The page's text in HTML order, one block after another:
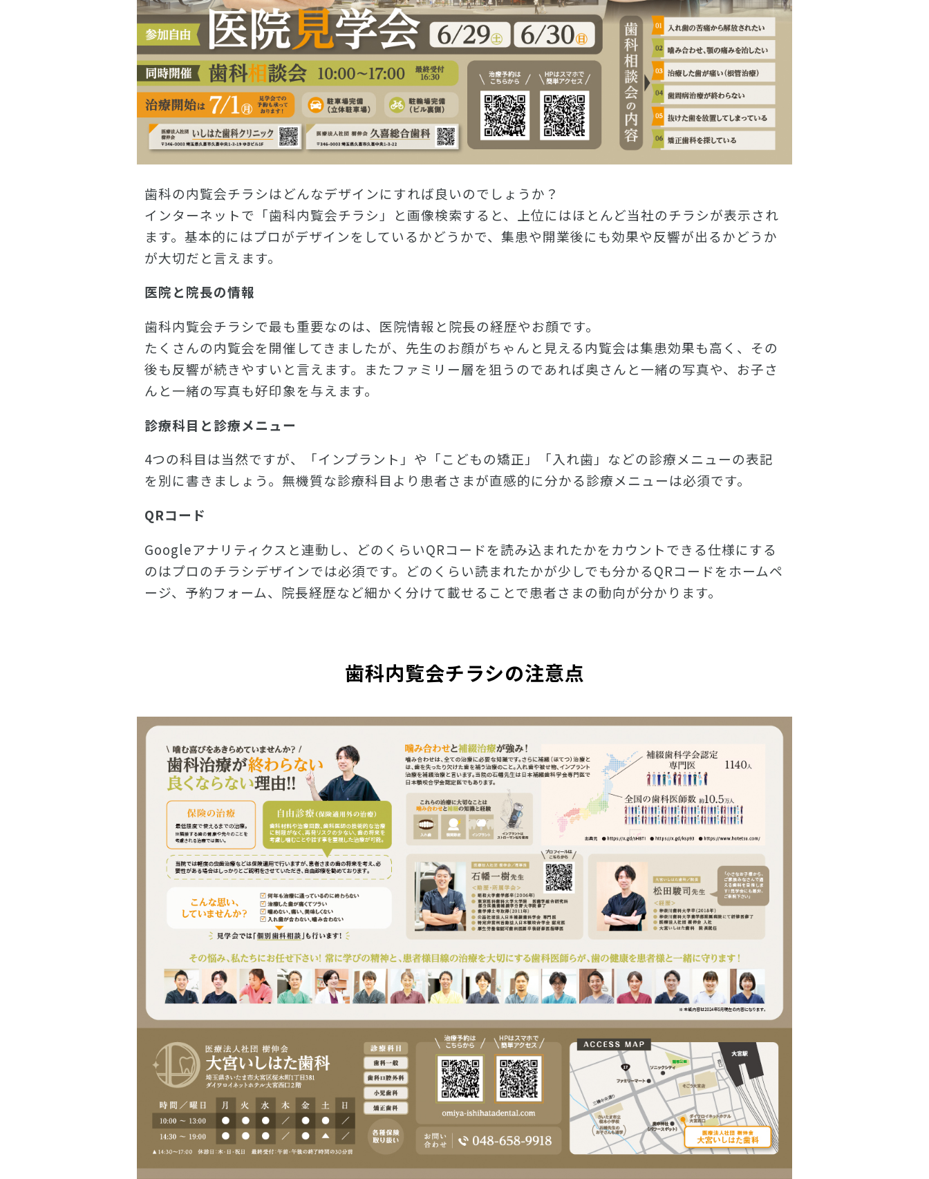
歯科の内覧会チラシはどんなデザインにすれば良いのでしょうか？
インターネットで「歯科内覧会チラシ」と画像検索すると、上位にはほとんど当社のチラシが表示され
ます。基本的にはプロがデザインをしているかどうかで、集患や開業後にも効果や反響が出るかどうか
が大切だと言えます。
医院と院長の情報
歯科内覧会チラシで最も重要なのは、医院情報と院長の経歴やお顔です。
たくさんの内覧会を開催してきましたが、先生のお顔がちゃんと見える内覧会は集患効果も高く、その
後も反響が続きやすいと言えます。またファミリー層を狙うのであれば奥さんと一緒の写真や、お子さ
んと一緒の写真も好印象を与えます。
診療科目と診療メニュー
4つの科目は当然ですが、「インプラント」や「こどもの矯正」「入れ歯」などの診療メニューの表記
を別に書きましょう。無機質な診療科目より患者さまが直感的に分かる診療メニューは必須です。
QRコード
Googleアナリティクスと連動し、どのくらいQRコードを読み込まれたかをカウントできる仕様にする
のはプロのチラシデザインでは必須です。どのくらい読まれたかが少しでも分かるQRコードをホームペ
ージ、予約フォーム、院長経歴など細かく分けて載せることで患者さまの動向が分かります。
歯科内覧会チラシの注意点